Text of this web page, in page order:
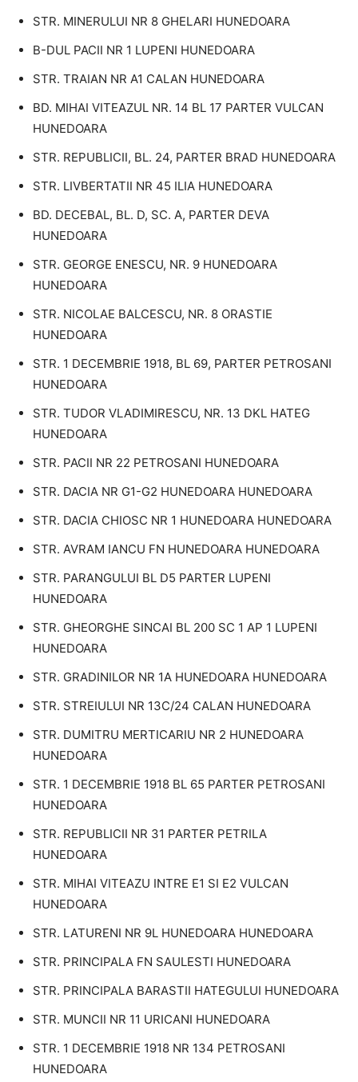
STR. MINERULUI NR 8 GHELARI HUNEDOARA
B-DUL PACII NR 1 LUPENI HUNEDOARA
STR. TRAIAN NR A1 CALAN HUNEDOARA
BD. MIHAI VITEAZUL NR. 14 BL 17 PARTER VULCAN
HUNEDOARA
STR. REPUBLICII, BL. 24, PARTER BRAD HUNEDOARA
STR. LIVBERTATII NR 45 ILIA HUNEDOARA
BD. DECEBAL, BL. D, SC. A, PARTER DEVA
HUNEDOARA
STR. GEORGE ENESCU, NR. 9 HUNEDOARA
HUNEDOARA
STR. NICOLAE BALCESCU, NR. 8 ORASTIE
HUNEDOARA
STR. 1 DECEMBRIE 1918, BL 69, PARTER PETROSANI
HUNEDOARA
STR. TUDOR VLADIMIRESCU, NR. 13 DKL HATEG
HUNEDOARA
STR. PACII NR 22 PETROSANI HUNEDOARA
STR. DACIA NR G1-G2 HUNEDOARA HUNEDOARA
STR. DACIA CHIOSC NR 1 HUNEDOARA HUNEDOARA
STR. AVRAM IANCU FN HUNEDOARA HUNEDOARA
STR. PARANGULUI BL D5 PARTER LUPENI
HUNEDOARA
STR. GHEORGHE SINCAI BL 200 SC 1 AP 1 LUPENI
HUNEDOARA
STR. GRADINILOR NR 1A HUNEDOARA HUNEDOARA
STR. STREIULUI NR 13C/24 CALAN HUNEDOARA
STR. DUMITRU MERTICARIU NR 2 HUNEDOARA
HUNEDOARA
STR. 1 DECEMBRIE 1918 BL 65 PARTER PETROSANI
HUNEDOARA
STR. REPUBLICII NR 31 PARTER PETRILA
HUNEDOARA
STR. MIHAI VITEAZU INTRE E1 SI E2 VULCAN
HUNEDOARA
STR. LATURENI NR 9L HUNEDOARA HUNEDOARA
STR. PRINCIPALA FN SAULESTI HUNEDOARA
STR. PRINCIPALA BARASTII HATEGULUI HUNEDOARA
STR. MUNCII NR 11 URICANI HUNEDOARA
STR. 1 DECEMBRIE 1918 NR 134 PETROSANI
HUNEDOARA